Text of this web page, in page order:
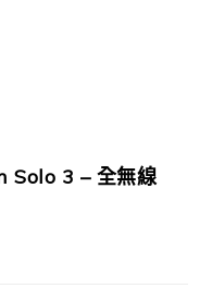
Solo 3 – 全無線